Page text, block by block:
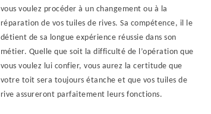
vous voulez procéder à un changement ou à la
réparation de vos tuiles de rives. Sa compétence, il le
détient de sa longue expérience réussie dans son
métier. Quelle que soit la difficulté de l’opération que
vous voulez lui confier, vous aurez la certitude que
votre toit sera toujours étanche et que vos tuiles de
rive assureront parfaitement leurs fonctions.